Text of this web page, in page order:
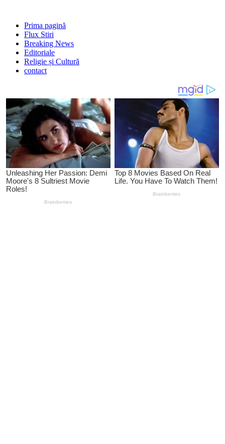
Prima pagină
Flux Stiri
Breaking News
Editoriale
Religie și Cultură
contact